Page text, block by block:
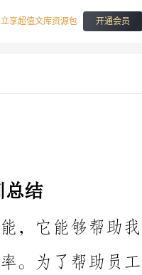
立享超值文库资源包 开通会员